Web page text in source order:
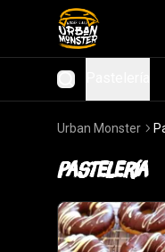
Urban Monster
Pastelería